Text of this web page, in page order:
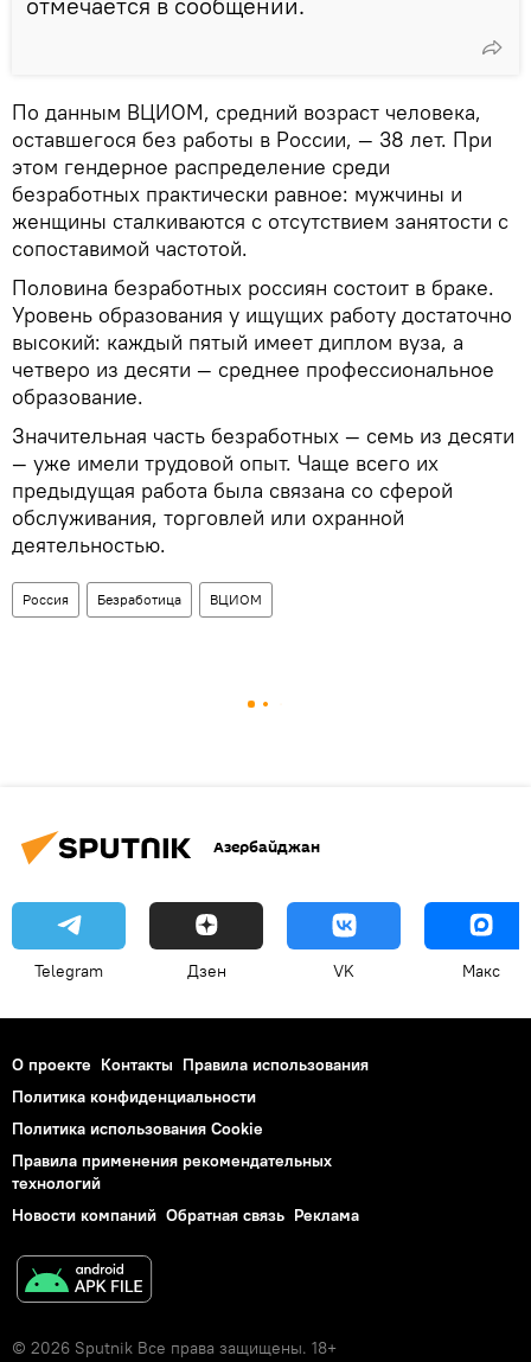
По данным ВЦИОМ, средний возраст человека,
оставшегося без работы в России, — 38 лет. При
этом гендерное распределение среди
безработных практически равное: мужчины и
женщины сталкиваются с отсутствием занятости с
сопоставимой частотой.
Половина безработных россиян состоит в браке.
Уровень образования у ищущих работу достаточно
высокий: каждый пятый имеет диплом вуза, а
четверо из десяти — среднее профессиональное
образование.
Значительная часть безработных — семь из десяти
— уже имели трудовой опыт. Чаще всего их
предыдущая работа была связана со сферой
обслуживания, торговлей или охранной
деятельностью.
Россия Безработица ВЦИОМ
Азербайджан
Telegram Дзен VK Макс
О проекте Контакты Правила использования
Политика конфиденциальности
Политика использования Cookie
Правила применения рекомендательных
технологий
Новости компаний Обратная связь Реклама
© 2026 Sputnik Все права защищены. 18+